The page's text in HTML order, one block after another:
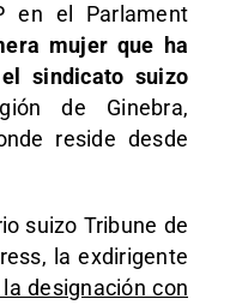
en el Parlament
mujer que ha
sindicato suizo
de Ginebra,
reside desde
suizo Tribune de
la exdirigente
designación con